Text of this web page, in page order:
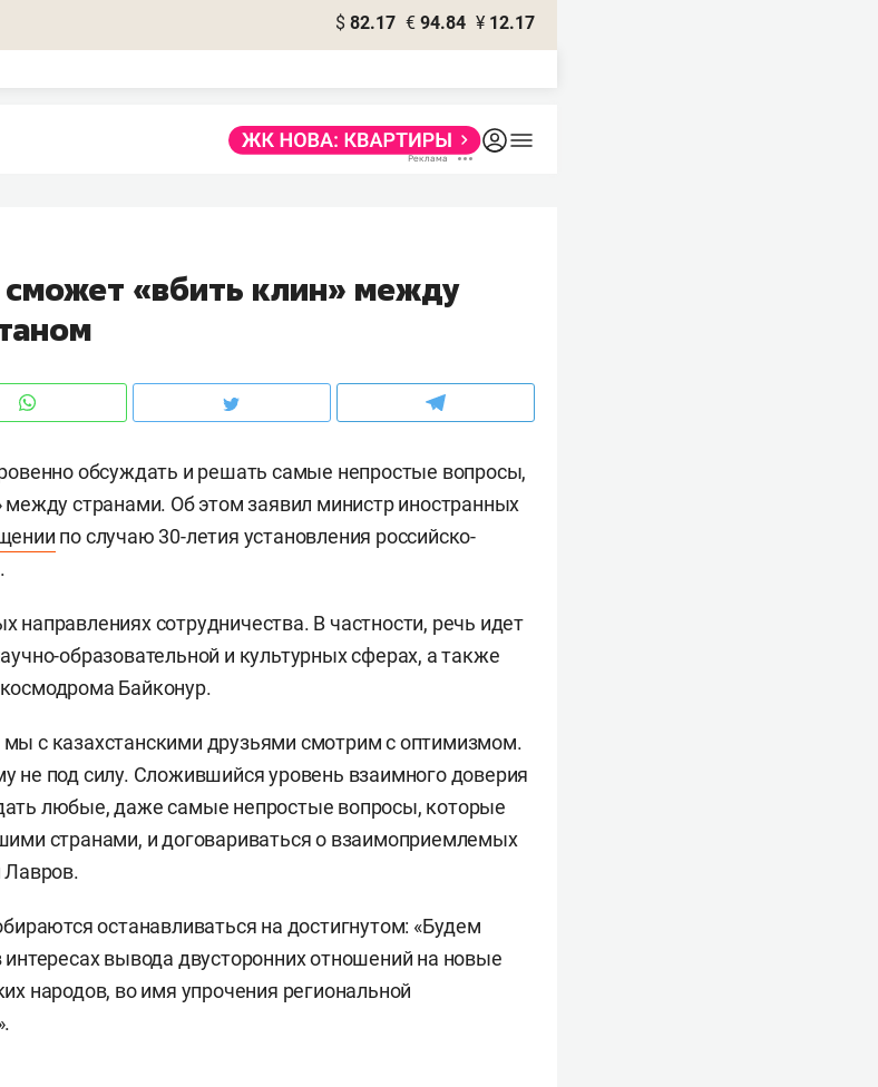
$ 82.17 € 94.84 ¥ 12.17
«вбить клин» между
обсуждать и решать самые непростые вопросы,
между странами. Об этом заявил министр иностранных
по случаю 30-летия установления российско-
направлениях сотрудничества. В частности, речь идет
образовательной и культурных сферах, а также
Байконур.
с казахстанскими друзьями смотрим с оптимизмом.
не под силу. Сложившийся уровень взаимного доверия
любые, даже самые непростые вопросы, которые
странами, и договариваться о взаимоприемлемых
Лавров.
останавливаться на достигнутом: «Будем
вывода двусторонних отношений на новые
народов, во имя упрочения региональной